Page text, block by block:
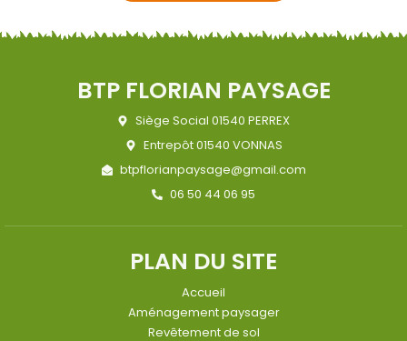
BTP FLORIAN PAYSAGE
Siège Social 01540 PERREX
Entrepôt 01540 VONNAS
btpflorianpaysage@gmail.com
06 50 44 06 95
PLAN DU SITE
Accueil
Aménagement paysager
Revêtement de sol